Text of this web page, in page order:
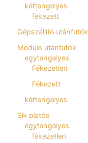
kéttengelyes
fékezett
Gépszállító utánfutók
Modulo utánfutók
egytengelyes
Fékezetlen
Fékezett
kéttengelyes
Sík platós
egytengelyes
fékezetlen